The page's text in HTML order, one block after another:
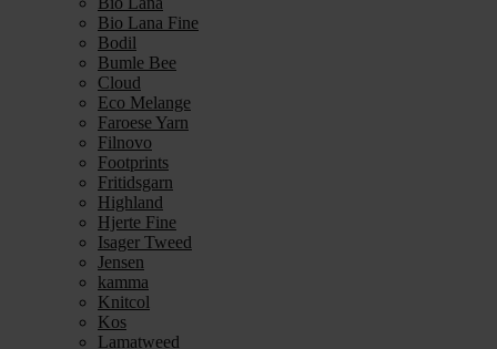
Bio Lana Fine
Bodil
Bumle Bee
Cloud
Eco Melange
Faroese Yarn
Filnovo
Footprints
Fritidsgarn
Highland
Hjerte Fine
Isager Tweed
Jensen
kamma
Knitcol
Kos
Lamatweed